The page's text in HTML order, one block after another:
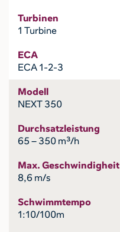
Turbinen
1 Turbine
ECA
ECA 1-2-3
Modell
NEXT 350
Durchsatzleistung
65 – 350 m³/h
Max. Geschwindigheit
8,6 m/s
Schwimmtempo
1:10/100m